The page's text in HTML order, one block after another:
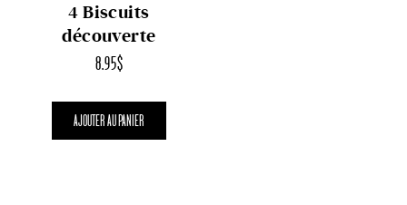
4 Biscuits
découverte
8.95$
AJOUTER AU PANIER